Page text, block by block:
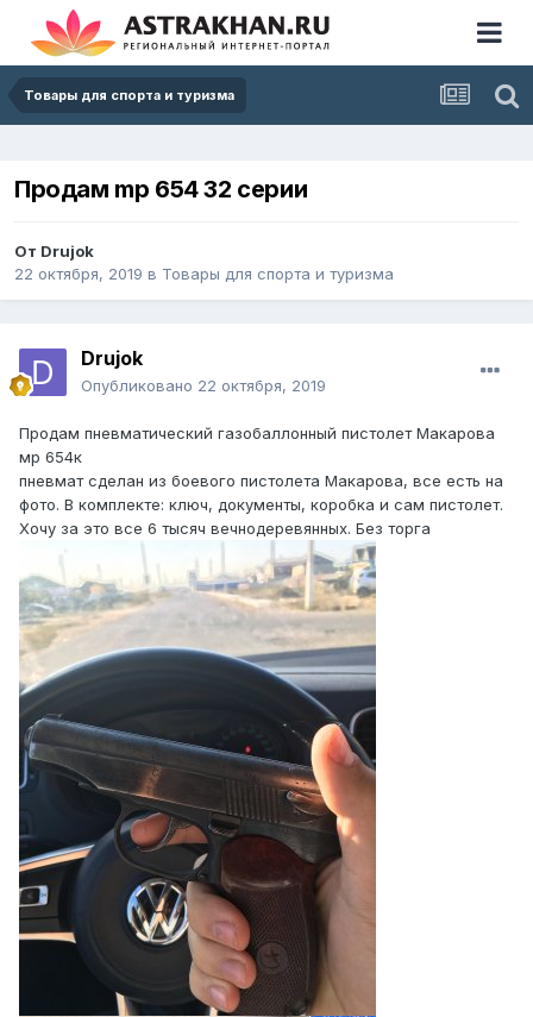
Товары для спорта и туризма
Продам mp 654 32 серии
От Drujok
22 октября, 2019 в Товары для спорта и туризма
Drujok
Опубликовано 22 октября, 2019
Продам пневматический газобаллонный пистолет Макарова
мр 654к
пневмат сделан из боевого пистолета Макарова, все есть на
фото. В комплекте: ключ, документы, коробка и сам пистолет.
Хочу за это все 6 тысяч вечнодеревянных. Без торга